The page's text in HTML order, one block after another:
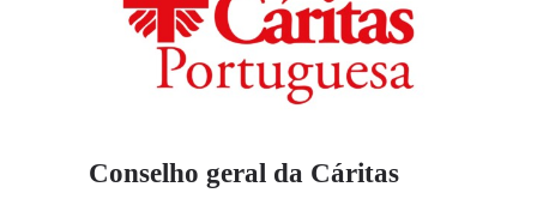
Conselho geral da Cáritas